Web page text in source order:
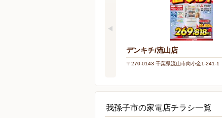
デンキチ/流山店
〒270-0143 千葉県流山市向小金1-241-1
我孫子市の家電店チラシ一覧